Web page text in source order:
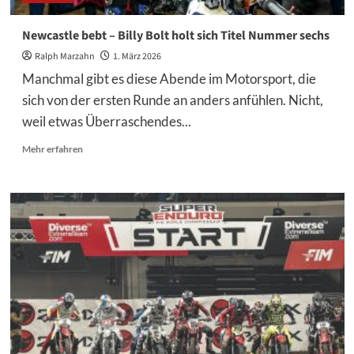
Newcastle bebt – Billy Bolt holt sich Titel Nummer sechs
Ralph Marzahn 1. März 2026
Manchmal gibt es diese Abende im Motorsport, die
sich von der ersten Runde an anders anfühlen. Nicht,
weil etwas Überraschendes...
Mehr erfahrenMehr
Newcastle
bebt
–
Billy
Bolt
Titel
Nummer
sechs